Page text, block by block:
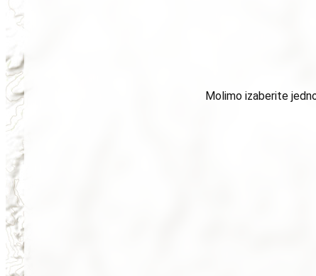
Molimo izaberite